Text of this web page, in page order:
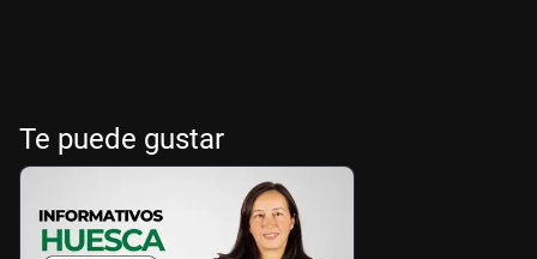
Te puede gustar